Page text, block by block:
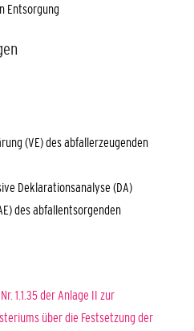
Entsorgung
(VE) des abfallerzeugenden
Deklarationsanalyse (DA)
des abfallentsorgenden
1.1.35 der Anlage II zur
über die Festsetzung der